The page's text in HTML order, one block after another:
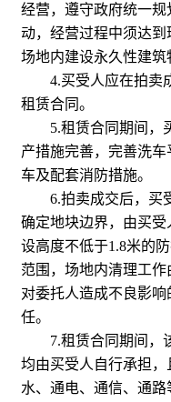
经营，遵守政府统一
动，经营过程中须达
场地内建设永久性建筑
4.买受人应在拍卖成
租赁合同。
5.租赁合同期间，买
产措施完善，完善洗
车及配套消防措施。
6.拍卖成交后，买受
确定地块边界，由买
设高度不低于1.8米的
范围，场地内清理工
对委托人造成不良影
任。
7.租赁合同期间，该
均由买受人自行承担
水、通电、通信、通